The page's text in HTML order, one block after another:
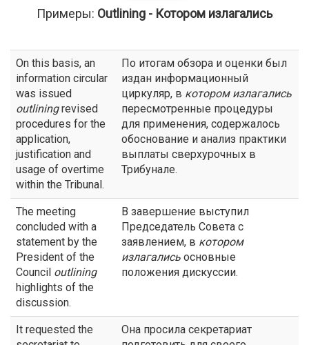
Примеры: Outlining - Котором излагались
On this basis, an
information circular
was issued
outliningrevised
procedures for the
application,
justification and
usage of overtime
within the Tribunal.
По итогам обзора и оценки был
издан информационный
циркуляр, в котором излагались
пересмотренные процедуры
для применения, содержалось
обоснование и анализ практики
выплаты сверхурочных в
Трибунале.
The meeting
concluded with a
statement by the
President of the
Council outlining
highlights of the
discussion.
В завершение выступил
Председатель Совета с
заявлением, в котором
излагались основные
положения дискуссии.
It requested the
Она просила секретариат